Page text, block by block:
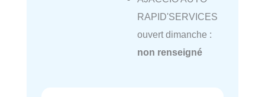
RAPID'SERVICES
ouvert dimanche :
non renseigné